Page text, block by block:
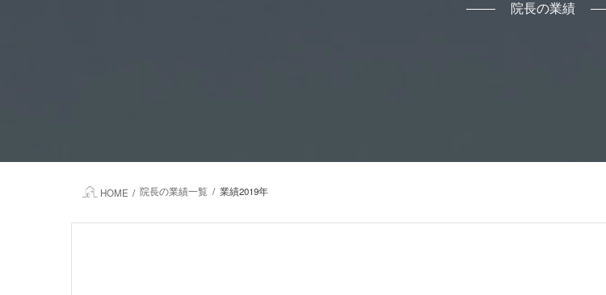
院長の業績
HOME 院長の業績一覧 業績2019年